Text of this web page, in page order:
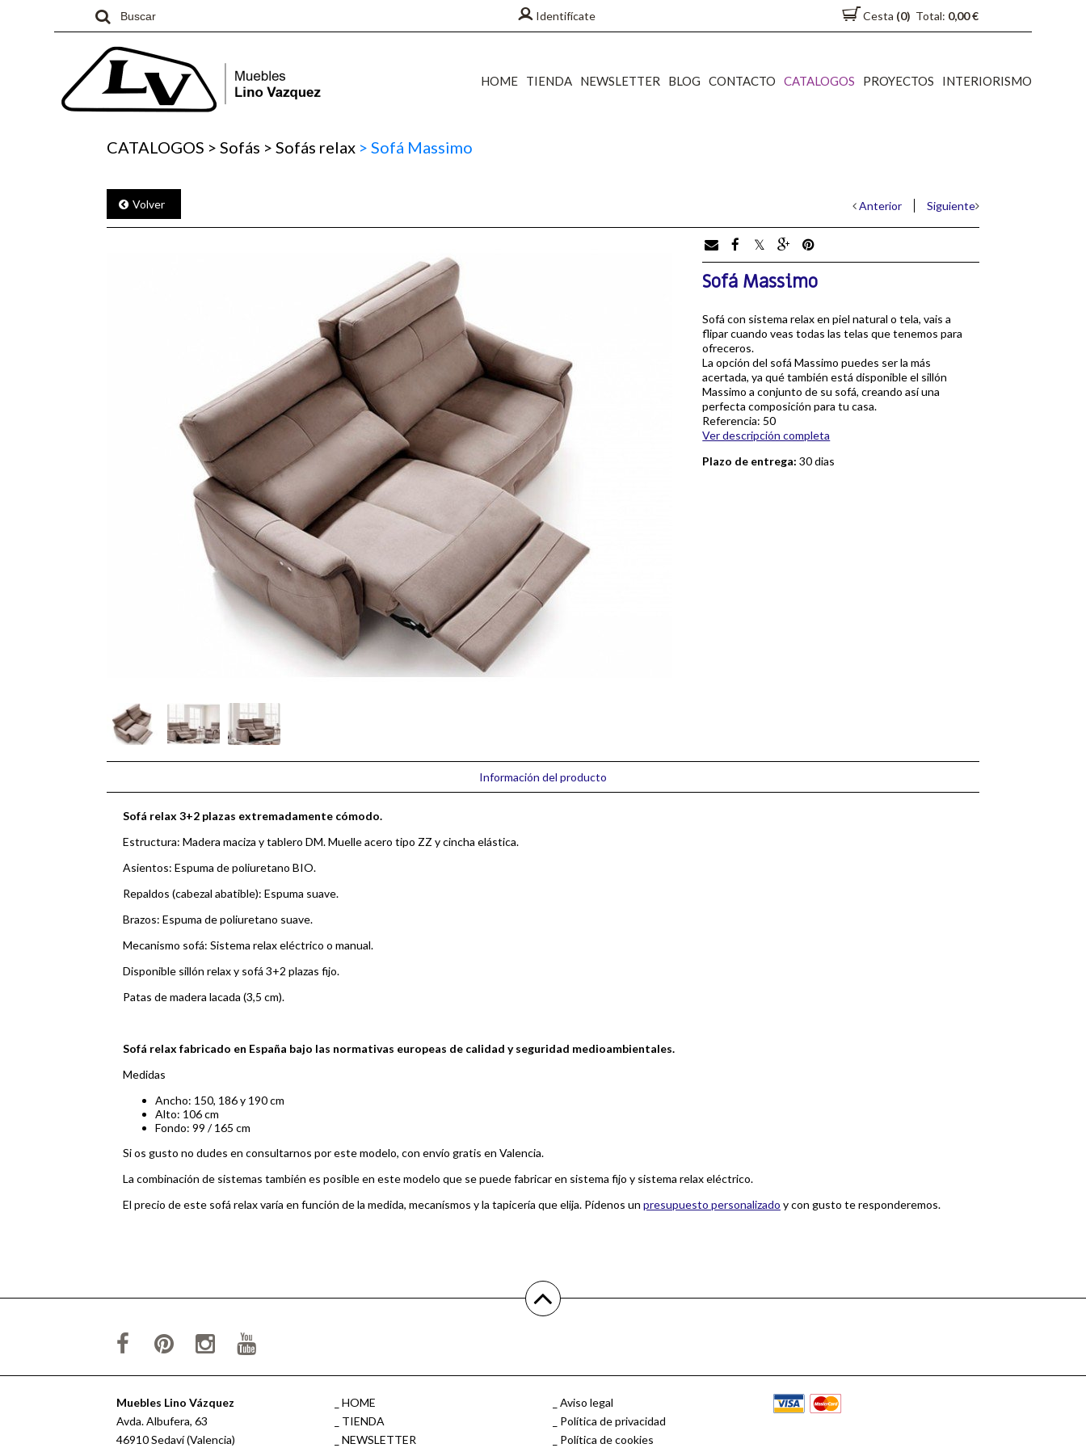
HOME TIENDA NEWSLETTER BLOG CONTACTO CATALOGOS PROYECTOS INTERIORISMO
Identifícate Cesta (0) Total: 0,00 €
CATALOGOS > Sofás > Sofás relax > Sofá Massimo
Volver Anterior Siguiente
Sofá Massimo
Sofá con sistema relax en piel natural o tela, vais a
flipar cuando veas todas las telas que tenemos para
ofreceros.
La opción del sofá Massimo puedes ser la más
acertada, ya qué también está disponible el sillón
Massimo a conjunto de su sofá, creando así una
perfecta composición para tu casa.
Referencia: 50
Ver descripción completa
Plazo de entrega: 30 dias
Información del producto
Sofá relax 3+2 plazas extremadamente cómodo.
Estructura: Madera maciza y tablero DM. Muelle acero tipo ZZ y cincha elástica.
Asientos: Espuma de poliuretano BIO.
Repaldos (cabezal abatible): Espuma suave.
Brazos: Espuma de poliuretano suave.
Mecanismo sofá: Sistema relax eléctrico o manual.
Disponible sillón relax y sofá 3+2 plazas fijo.
Patas de madera lacada (3,5 cm).
Sofá relax fabricado en España bajo las normativas europeas de calidad y seguridad medioambientales.
Medidas
Ancho: 150, 186 y 190 cm
Alto: 106 cm
Fondo: 99 / 165 cm
Si os gusto no dudes en consultarnos por este modelo, con envío gratis en Valencia.
La combinación de sistemas también es posible en este modelo que se puede fabricar en sistema fijo y sistema relax eléctrico.
El precio de este sofá relax varía en función de la medida, mecanísmos y la tapicería que elija. Pídenos un presupuesto personalizado y con gusto te responderemos.
Muebles Lino Vázquez
Avda. Albufera, 63
46910 Sedaví (Valencia)
HOME
TIENDA
NEWSLETTER
Aviso legal
Política de privacidad
Política de cookies